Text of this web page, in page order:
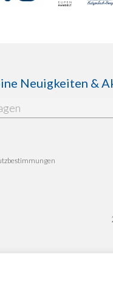
Neuigkeiten &